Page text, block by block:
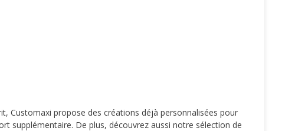
Customaxi propose des créations déjà personnalisées pour
supplémentaire. De plus, découvrez aussi notre sélection de